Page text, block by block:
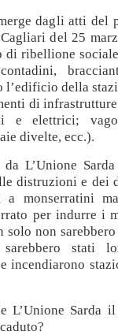
dagli atti del
del 25
ribellione
l’edificio della
di
e elettrici;
divelte, ecc.).
L’Unione
distruzioni e dei
a monserratini
per indurre i
solo non
stati
incendiarono
L’Unione Sarda